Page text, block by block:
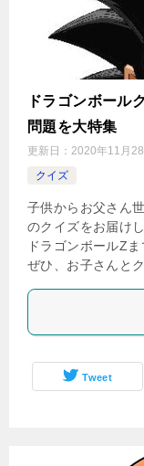
ドラゴンボール
問題を大特集
更新日： 2020年11月28
クイズ
子供からお父さん
のクイズをお届け
ドラゴンボールZ
ぜひ、お子さんと
Tweet